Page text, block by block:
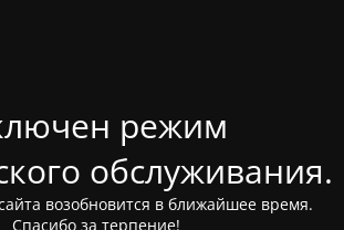
режим
обслуживания.
возобновится в ближайшее время.
Спасибо за терпение!